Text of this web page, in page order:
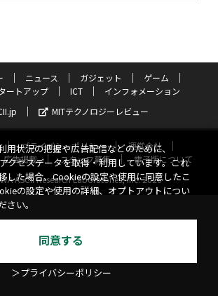
ニュース ガジェット
ゲーム
ートアップ ICT
インフォメーション
MITテクノロジーレビュー
プライバシーポリシー
運営会社
広告掲載 スタッフ募集
電子版について
ASCII Research Laboratories, Inc. 2026
用状況の把握や広告配信などのために、
クセスデータを取得・利用しています。これ
した場合、Cookieの設定や使用に同意したこ
の設定や使用の詳細、オプトアウトについ
さい。
同意する
＞プライバシーポリシー